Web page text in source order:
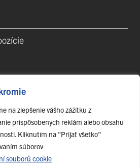
na zlepšenie vášho zážitku z
prispôsobených reklám alebo obsahu
Kliknutím na "Prijať všetko"
súborov
souborů cookie
činnosti
konania